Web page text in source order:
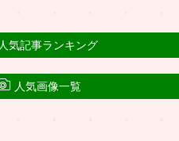
人気記事ランキング
人気画像一覧